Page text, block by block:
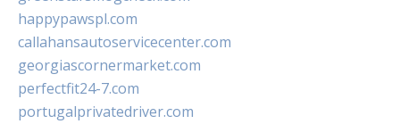
happypawspl.com
callahansautoservicecenter.com
georgiascornermarket.com
perfectfit24-7.com
portugalprivatedriver.com